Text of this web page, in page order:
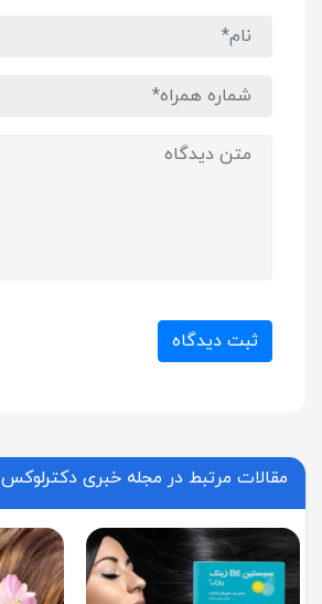
ثبت دیدگاه
مقالات مرتبط در مجله خبری دکترلوکس